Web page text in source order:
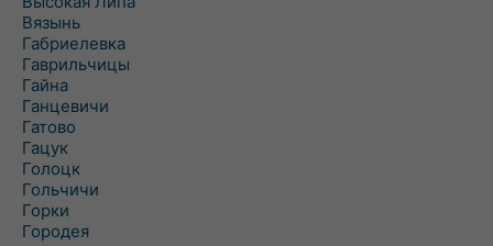
Вязынь
Габриелевка
Гаврильчицы
Гайна
Ганцевичи
Гатово
Гацук
Голоцк
Гольчичи
Горки
Городея